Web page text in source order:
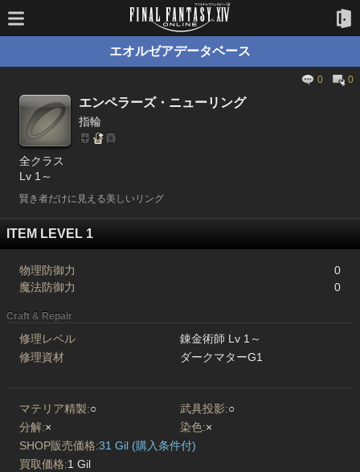
エオルゼアデータベース
0 0
エンペラーズ・ニューリング
指輪
全クラス
Lv 1～
賢き者だけに見える美しいリング
ITEM LEVEL 1
物理防御力
0
魔法防御力
0
Craft & Repair
修理レベル
錬金術師 Lv 1～
修理資材
ダークマターG1
マテリア精製:○ 武具投影:○
分解:× 染色:×
SHOP販売価格:31 Gil (購入条件付)
買取価格:1 Gil